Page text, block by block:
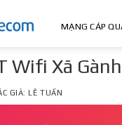
MẠNG CÁP
Wifi Xã
GIẢ: LÊ TUẤN